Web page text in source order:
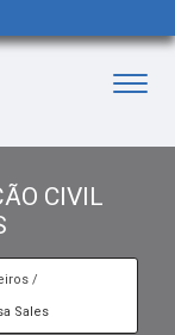
CIVIL
Sales